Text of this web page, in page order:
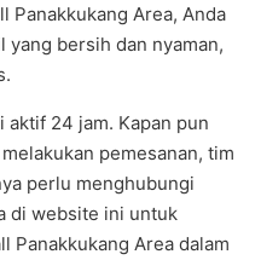
Panakkukang Area, Anda
yang bersih dan nyaman,
aktif 24 jam. Kapan pun
pemesanan, tim
perlu menghubungi
di website ini untuk
Panakkukang Area dalam